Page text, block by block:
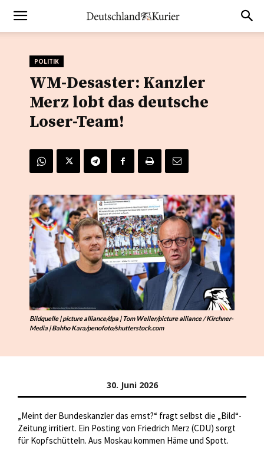
POLITIK
WM-Desaster: Kanzler
Merz lobt das deutsche
Loser-Team!
Bildquelle | picture alliance/dpa | Tom Weller/picture alliance / Kirchner-
Media | Bahho Kara/penofoto/shutterstock.com
30. Juni 2026
„Meint der Bundeskanzler das ernst?“ fragt selbst die „Bild“-
Zeitung irritiert. Ein Posting von Friedrich Merz (CDU) sorgt
für Kopfschütteln. Aus Moskau kommen Häme und Spott.